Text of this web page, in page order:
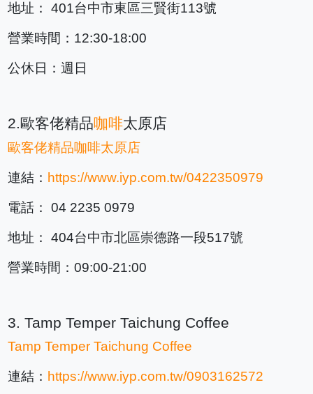
地址： 401台中市東區三賢街113號
營業時間：12:30-18:00
公休日：週日
2.歐客佬精品咖啡太原店
歐客佬精品咖啡太原店
連結： https://www.iyp.com.tw/0422350979
電話： 04 2235 0979
地址： 404台中市北區崇德路一段517號
營業時間：09:00-21:00
3. Tamp Temper Taichung Coffee
Tamp Temper Taichung Coffee
連結： https://www.iyp.com.tw/0903162572